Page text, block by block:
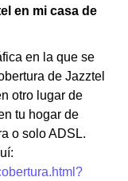
en mi casa de
en la que se
de Jazztel
otro lugar de
tu hogar de
o solo ADSL.